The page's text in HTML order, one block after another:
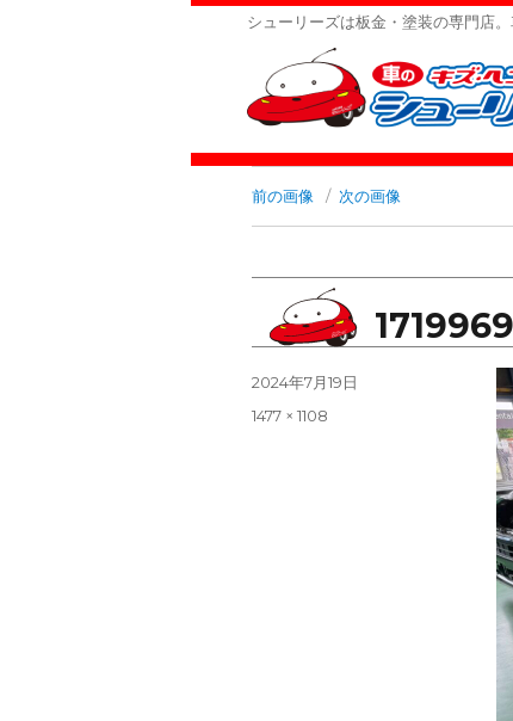
シューリーズは板金・塗装の専門店
前の画像 次の画像
投
稿
2024年7月19日
フ
1477 × 1108